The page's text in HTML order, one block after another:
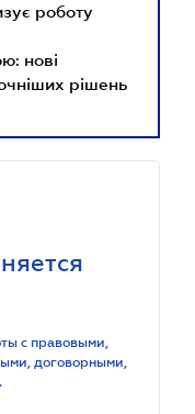
роботу
нові
рішень
с правовыми,
договорными,